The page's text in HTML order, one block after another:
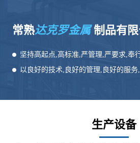
常熟达克罗金属制品有限
坚持高起点,高标准,严管理,严要求,奉
以良好的技术,良好的管理,良好的服务
生产设备